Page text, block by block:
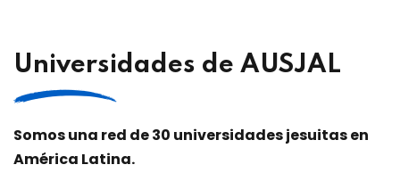
Universidades de AUSJAL
Somos una red de 30 universidades jesuitas en
América Latina.